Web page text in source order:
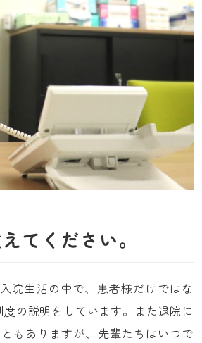
てください。
院生活の中で、患者様だけではな
の説明をしています。また退院に
もありますが、先輩たちはいつで